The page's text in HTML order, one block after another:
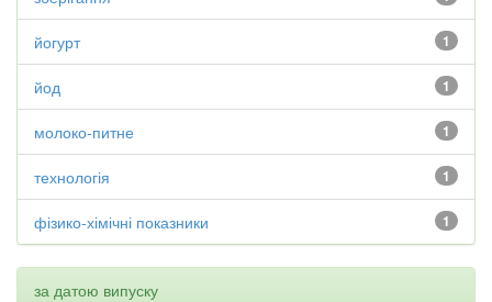
1
йогурт
1
йод
1
молоко-питне
1
технологія
1
фізико-хімічні показники
за датою випуску